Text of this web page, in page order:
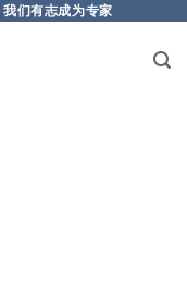
们有志成为专家